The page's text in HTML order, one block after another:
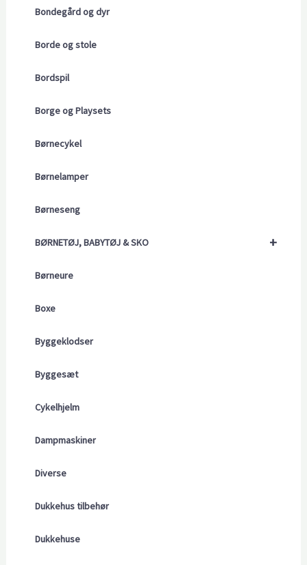
Bondegård og dyr
Borde og stole
Bordspil
Borge og Playsets
Børnecykel
Børnelamper
Børneseng
+
BØRNETØJ, BABYTØJ & SKO
Børneure
Boxe
Byggeklodser
Byggesæt
Cykelhjelm
Dampmaskiner
Diverse
Dukkehus tilbehør
Dukkehuse